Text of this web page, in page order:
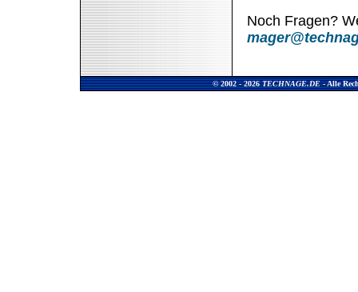
Noch Fragen?
© 2002 - 2026TECHNAGE.DE- Alle